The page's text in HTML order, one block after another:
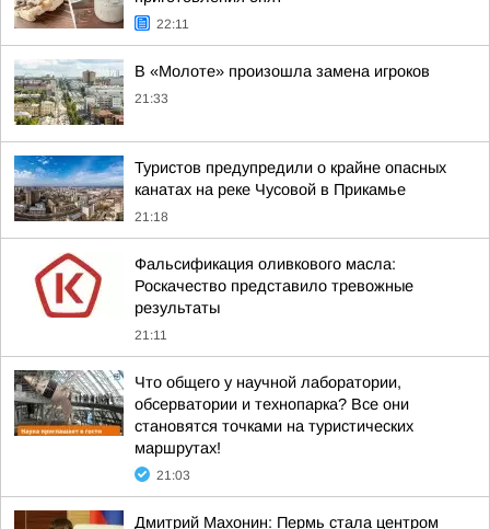
22:11
В «Молоте» произошла замена игроков
21:33
Туристов предупредили о крайне опасных
канатах на реке Чусовой в Прикамье
21:18
Фальсификация оливкового масла:
Роскачество представило тревожные
результаты
21:11
Что общего у научной лаборатории,
обсерватории и технопарка? Все они
становятся точками на туристических
маршрутах!
21:03
Дмитрий Махонин: Пермь стала центром